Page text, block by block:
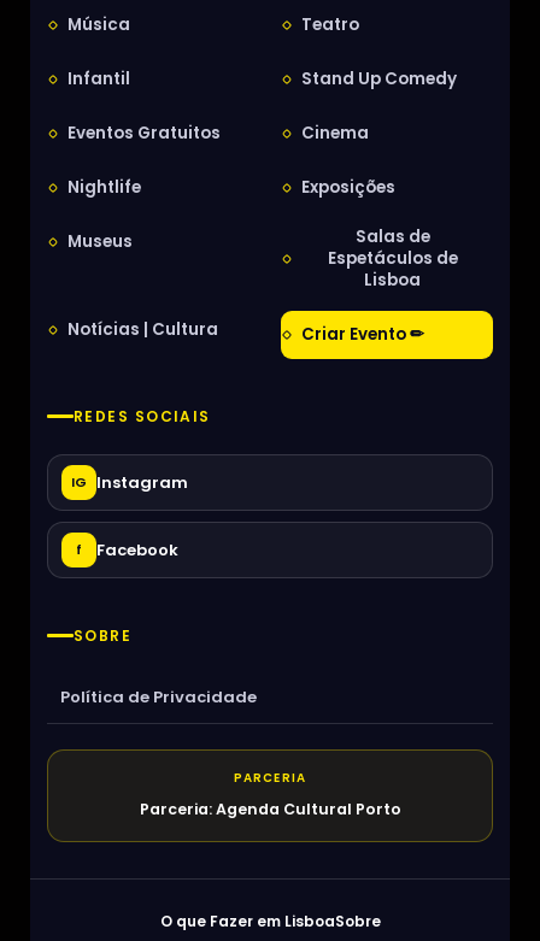
Música Teatro
Infantil Stand Up Comedy
Eventos Gratuitos Cinema
Nightlife Exposições
Museus
Salas de
Espetáculos de
Lisboa
Notícias | Cultura Criar Evento ✏
REDES SOCIAIS
IG Instagram
f Facebook
SOBRE
Política de Privacidade
PARCERIA
Parceria: Agenda Cultural Porto
O que Fazer em LisboaSobre